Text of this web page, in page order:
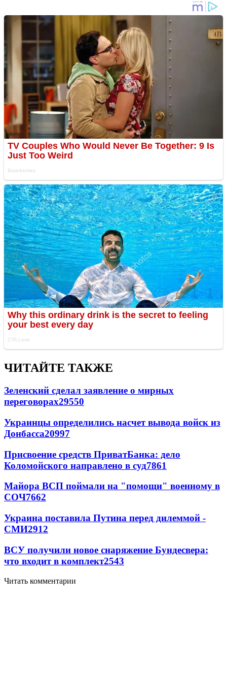
ЧИТАЙТЕ ТАКЖЕ
Зеленский сделал заявление о мирных
переговорах29550
Украинцы определились насчет вывода войск из
Донбасса20997
Присвоение средств ПриватБанка: дело
Коломойского направлено в суд7861
Майора ВСП поймали на "помощи" военному в
СОЧ7662
Украина поставила Путина перед дилеммой -
СМИ2912
ВСУ получили новое снаряжение Бундесвера:
что входит в комплект2543
Читать комментарии